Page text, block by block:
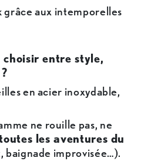
grâce aux intemporelles
entre style,
en acier inoxydable,
ne rouille pas, ne
les aventures du
baignade improvisée…).